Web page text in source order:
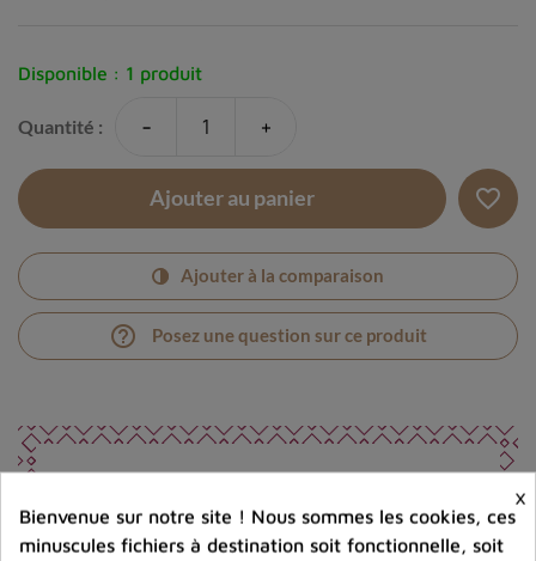
Disponible : 1 produit
Quantité : - +
Ajouter au panier favorite_border
Ajouter à la comparaison
help_outline Posez une question sur ce produit
Photos contractuelles. Vous recevrez ce que vous
voyez
×
Bienvenue sur notre site ! Nous sommes les cookies, ces
minuscules fichiers à destination soit fonctionnelle, soit